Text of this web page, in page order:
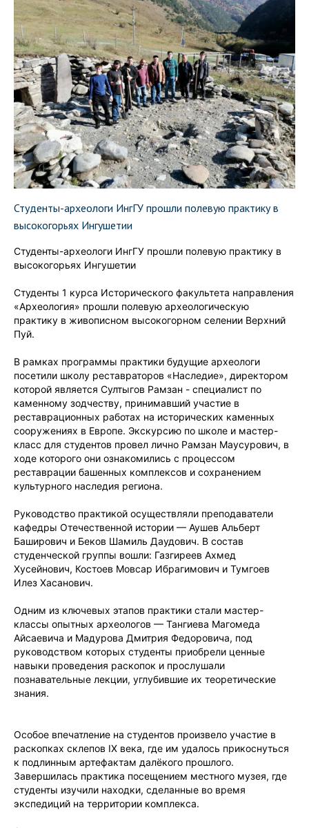
Студенты-археологи ИнгГУ прошли полевую практику в
высокогорьях Ингушетии
Студенты-археологи ИнгГУ прошли полевую практику в
высокогорьях Ингушетии
Студенты 1 курса Исторического факультета направления
«Археология» прошли полевую археологическую
практику в живописном высокогорном селении Верхний
Пуй.
В рамках программы практики будущие археологи
посетили школу реставраторов «Наследие», директором
которой является Султыгов Рамзан - специалист по
каменному зодчеству, принимавший участие в
реставрационных работах на исторических каменных
сооружениях в Европе. Экскурсию по школе и мастер-
класс для студентов провел лично Рамзан Маусурович, в
ходе которого они ознакомились с процессом
реставрации башенных комплексов и сохранением
культурного наследия региона.
Руководство практикой осуществляли преподаватели
кафедры Отечественной истории — Аушев Альберт
Баширович и Беков Шамиль Даудович. В состав
студенческой группы вошли: Газгиреев Ахмед
Хусейнович, Костоев Мовсар Ибрагимович и Тумгоев
Илез Хасанович.
Одним из ключевых этапов практики стали мастер-
классы опытных археологов — Тангиева Магомеда
Айсаевича и Мадурова Дмитрия Федоровича, под
руководством которых студенты приобрели ценные
навыки проведения раскопок и прослушали
познавательные лекции, углубившие их теоретические
знания.
Особое впечатление на студентов произвело участие в
раскопках склепов IX века, где им удалось прикоснуться
к подлинным артефактам далёкого прошлого.
Завершилась практика посещением местного музея, где
студенты изучили находки, сделанные во время
экспедиций на территории комплекса.